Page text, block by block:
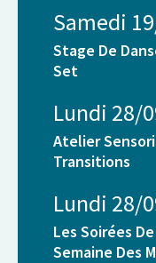
Samedi
Stage De
Set
Lundi 28/
Atelier
Transitions
Lundi 28/
Les Soirées
Semaine Des